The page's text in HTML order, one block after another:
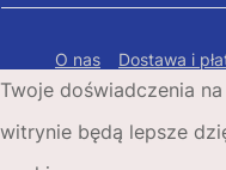
O nas Dostawa i
Polityka
Copyright © 2026
Twoje doświadczenia
witrynie będą lepsze